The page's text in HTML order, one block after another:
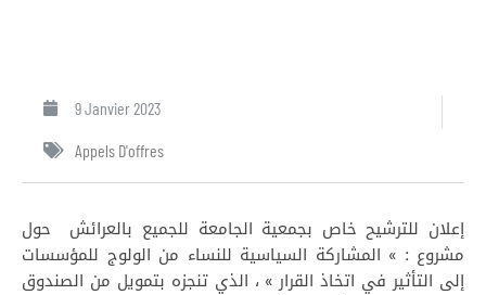
9 Janvier 2023
Appels D'offres
إعلان للترشيح خاص بجمعية الجامعة للجميع بالعرائش حول
مشروع : » المشاركة السياسية للنساء من الولوج للمؤسسات
إلى التأثير في اتخاذ القرار » ، الذي تنجزه بتمويل من الصندوق